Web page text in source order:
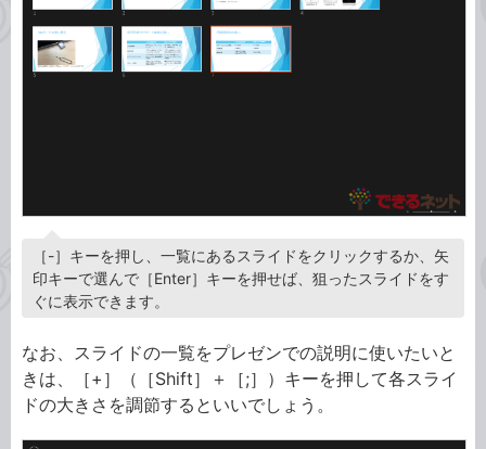
［-］キーを押し、一覧にあるスライドをクリックするか、矢
印キーで選んで［Enter］キーを押せば、狙ったスライドをす
ぐに表示できます。
なお、スライドの一覧をプレゼンでの説明に使いたいと
きは、［+］（［Shift］＋［;］）キーを押して各スライ
ドの大きさを調節するといいでしょう。